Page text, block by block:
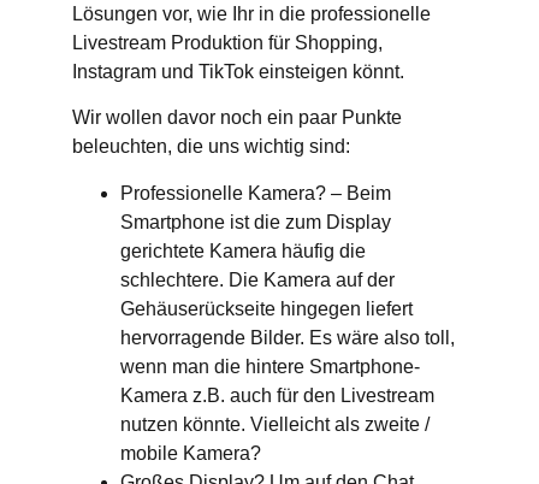
Lösungen vor, wie Ihr in die professionelle
Livestream Produktion für Shopping,
Instagram und TikTok einsteigen könnt.
Wir wollen davor noch ein paar Punkte
beleuchten, die uns wichtig sind:
Professionelle Kamera? – Beim
Smartphone ist die zum Display
gerichtete Kamera häufig die
schlechtere. Die Kamera auf der
Gehäuserückseite hingegen liefert
hervorragende Bilder. Es wäre also toll,
wenn man die hintere Smartphone-
Kamera z.B. auch für den Livestream
nutzen könnte. Vielleicht als zweite /
mobile Kamera?